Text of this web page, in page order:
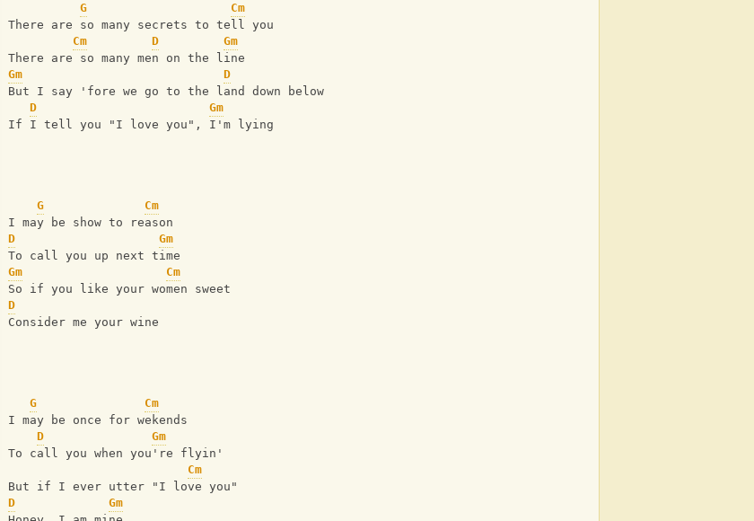
G
Cm
There are so many secrets to tell you
Cm
D
Gm
There are so many men on the line
Gm
D
But I say 'fore we go to the land down below
D
Gm
If I tell you "I love you", I'm lying
G
Cm
I may be show to reason
D
Gm
To call you up next time
Gm
Cm
So if you like your women sweet
D
Consider me your wine
G
Cm
I may be once for wekends
D
Gm
To call you when you're flyin'
Cm
But if I ever utter "I love you"
D
Gm